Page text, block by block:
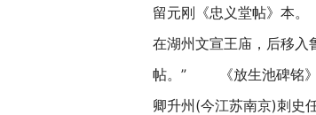
留元刚《忠义堂帖》本
在湖州文宣王庙，后移入
帖。” 《放生池碑铭》
卿升州(今江苏南京)刺史